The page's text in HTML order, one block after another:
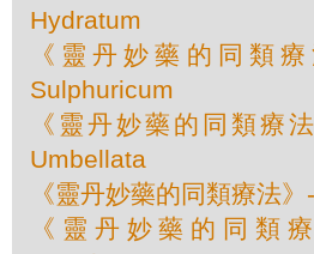
Hydratum
《靈丹妙藥的同類
Sulphuricum
《靈丹妙藥的同類療
Umbellata
《靈丹妙藥的同類療法
《靈丹妙藥的同類